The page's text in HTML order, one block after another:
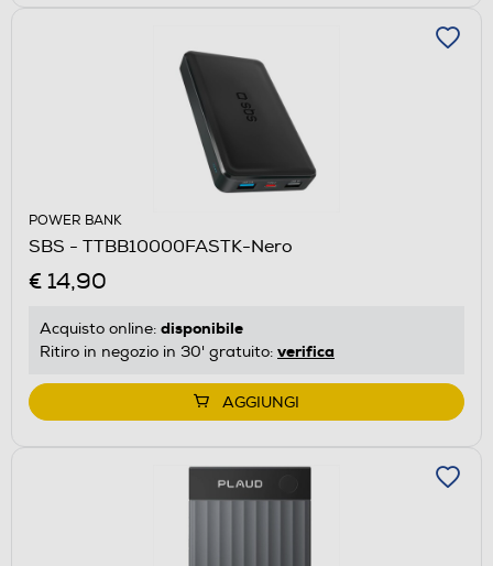
POWER BANK
SBS - TTBB10000FASTK-Nero
€ 14,90
Acquisto online: disponibile
Ritiro in negozio in 30' gratuito: verifica
AGGIUNGI